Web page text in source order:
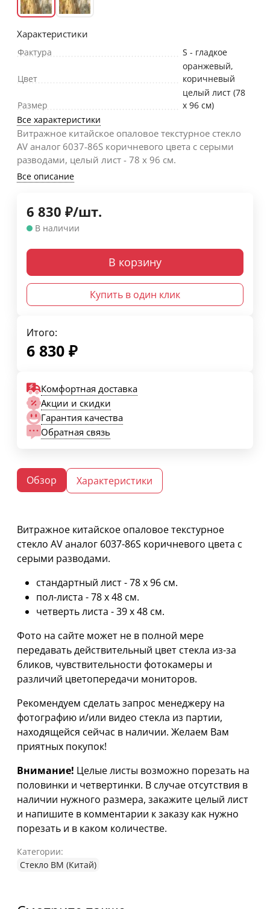
Характеристики
Фактура S - гладкое
Цвет
оранжевый,
коричневый
Размер
целый лист (78
х 96 см)
Все характеристики
Витражное китайское опаловое текстурное стекло
AV аналог 6037-86S коричневого цвета с серыми
разводами, целый лист - 78 х 96 cм.
Все описание
6 830 ₽/шт.
В наличии
В корзину
Купить в один клик
Итого:
6 830 ₽
Комфортная доставка
Акции и скидки
Гарантия качества
Обратная связь
Обзор Характеристики
Витражное китайское опаловое текстурное
стекло AV аналог 6037-86S коричневого цвета с
серыми разводами.
стандартный лист - 78 х 96 cм.
пол-листа - 78 х 48 см.
четверть листа - 39 х 48 см.
Фото на сайте может не в полной мере
передавать действительный цвет стекла из-за
бликов, чувствительности фотокамеры и
различий цветопередачи мониторов.
Рекомендуем сделать запрос менеджеру на
фотографию и/или видео стекла из партии,
находящейся сейчас в наличии. Желаем Вам
приятных покупок!
Внимание! Целые листы возможно порезать на
половинки и четвертинки. В случае отсутствия в
наличии нужного размера, закажите целый лист
и напишите в комментарии к заказу как нужно
порезать и в каком количестве.
Категории:
Стекло ВМ (Китай)